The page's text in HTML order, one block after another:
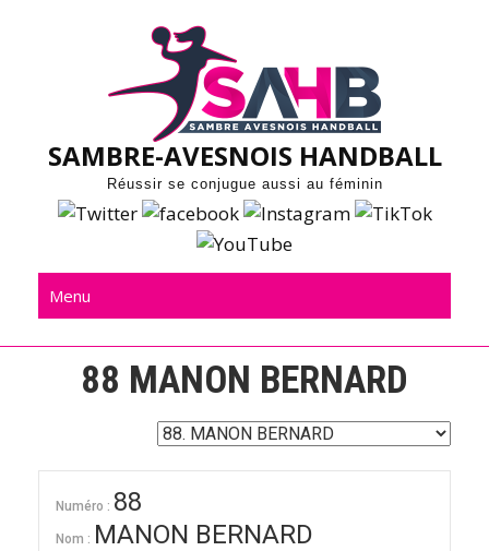
SAMBRE-AVESNOIS HANDBALL
Réussir se conjugue aussi au féminin
Menu
88 MANON BERNARD
Numéro : 88
Nom : MANON BERNARD